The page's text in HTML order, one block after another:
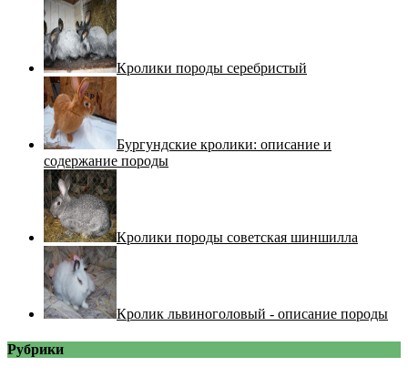
Кролики породы серебристый
Бургундские кролики: описание и
содержание породы
Кролики породы советская шиншилла
Кролик львиноголовый - описание породы
Рубрики